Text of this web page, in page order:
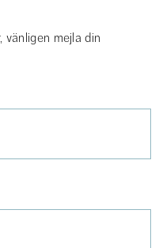
vänligen mejla din